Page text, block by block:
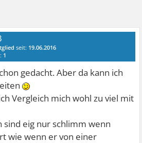
seit: 19.06.2016
1
gedacht. Aber da kann ich
Vergleich mich wohl zu viel mit
sind eig nur schlimm wenn
wie wenn er von einer